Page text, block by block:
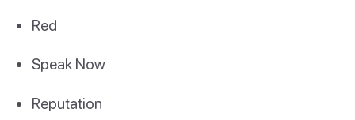
Red
Speak Now
Reputation